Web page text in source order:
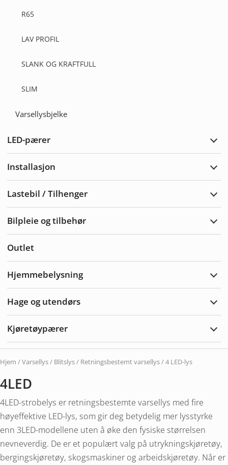
R65
LAV PROFIL
SLANK OG KRAFTFULL
SLIM
Varsellysbjelke
LED-pærer
Utvid
Installasjon
Utvid
Lastebil / Tilhenger
Utvid
Bilpleie og tilbehør
Utvid
Outlet
Hjemmebelysning
Utvid
Hage og utendørs
Utvid
Kjøretøypærer
Utvid
Hjem /Varsellys/ Blitslys / Retningsbestemt varsellys/ 4 LED-lys
4LED
4LED-strobelys er retningsbestemte varsellys med fire
høyeffektive LED-lys, som gir deg betydelig mer lysstyrke
enn 3LED-modellene uten å øke den fysiske størrelsen
nevneverdig. De er et populært valg på utrykningskjøretøy,
bergingskjøretøy, skogsmaskiner og arbeidskjøretøy. Når er